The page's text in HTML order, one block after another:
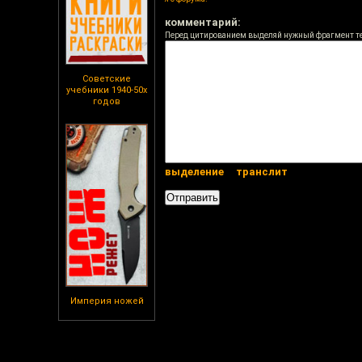
Советские
учебники 1940-50х
годов
Империя ножей
комментарий:
Перед цитированием выделяй нужный фрагмент
выделение транслит